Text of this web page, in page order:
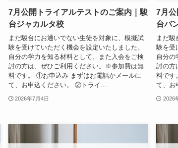
7月公開トライアルテストのご案内｜駿
台ジャカルタ校
まだ駿台にお通いでない生徒を対象に、模擬試
験を受けていただく機会を設定いたしました。
自分の学力を知る材料として、また入会をご検
討の方は、ぜひご利用ください。※参加費は無
料です。 ①お申込み まずはお電話かメールに
て、お申込ください。 ②トライ...
2026年7月4日
7月
台バ
まだ駿
験を受
自分の
討の方
料です
て、お
2026